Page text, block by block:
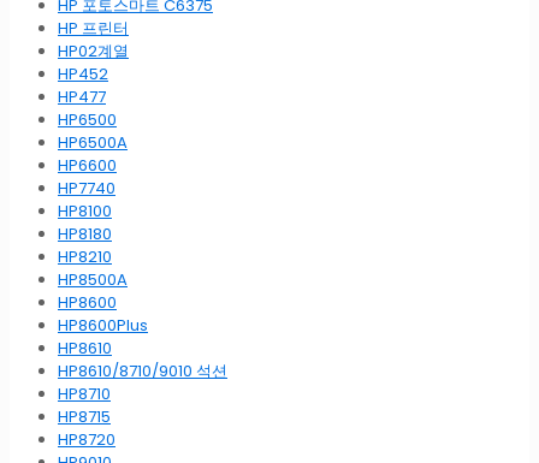
HP 포토스마트 C6375
HP 프린터
HP02계열
HP452
HP477
HP6500
HP6500A
HP6600
HP7740
HP8100
HP8180
HP8210
HP8500A
HP8600
HP8600Plus
HP8610
HP8610/8710/9010 석션
HP8710
HP8715
HP8720